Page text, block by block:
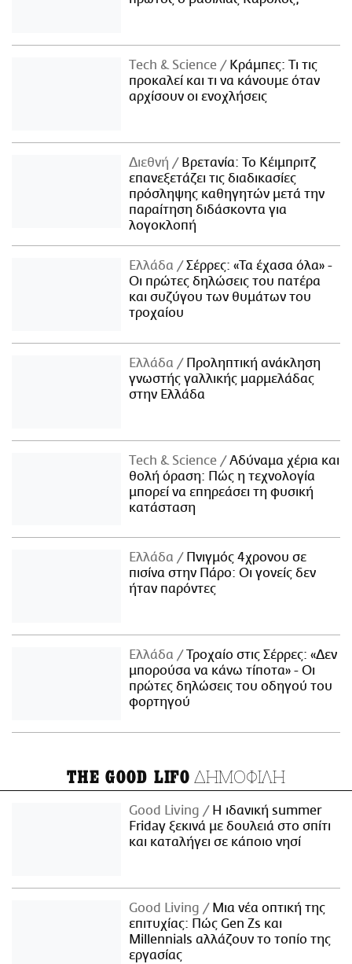
Τech & Science
Κράμπες: Τι τις
προκαλεί και τι να κάνουμε όταν
αρχίσουν οι ενοχλήσεις
Διεθνή
Βρετανία: Το Κέιμπριτζ
επανεξετάζει τις διαδικασίες
πρόσληψης καθηγητών μετά την
παραίτηση διδάσκοντα για
λογοκλοπή
Ελλάδα
Σέρρες: «Τα έχασα όλα» -
Οι πρώτες δηλώσεις του πατέρα
και συζύγου των θυμάτων του
τροχαίου
Ελλάδα
Προληπτική ανάκληση
γνωστής γαλλικής μαρμελάδας
στην Ελλάδα
Τech & Science
Αδύναμα χέρια και
θολή όραση: Πώς η τεχνολογία
μπορεί να επηρεάσει τη φυσική
κατάσταση
Ελλάδα
Πνιγμός 4χρονου σε
πισίνα στην Πάρο: Οι γονείς δεν
ήταν παρόντες
Ελλάδα
Τροχαίο στις Σέρρες: «Δεν
μπορούσα να κάνω τίποτα» - Οι
πρώτες δηλώσεις του οδηγού του
φορτηγού
THE GOOD LIFO ΔΗΜΟΦΙΛΗ
Good Living
Η ιδανική summer
Friday ξεκινά με δουλειά στο σπίτι
και καταλήγει σε κάποιο νησί
Good Living
Μια νέα οπτική της
επιτυχίας: Πώς Gen Zs και
Millennials αλλάζουν το τοπίο της
εργασίας